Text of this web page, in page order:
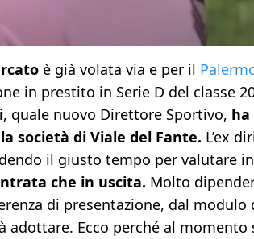
è già volata via e per il
in prestito in Serie D del classe
, quale nuovo Direttore Sportivo,
società di Viale del Fante. L’ex
il giusto tempo per valutare
che in uscita. Molto
di presentazione, dal modulo
adottare. Ecco perché al